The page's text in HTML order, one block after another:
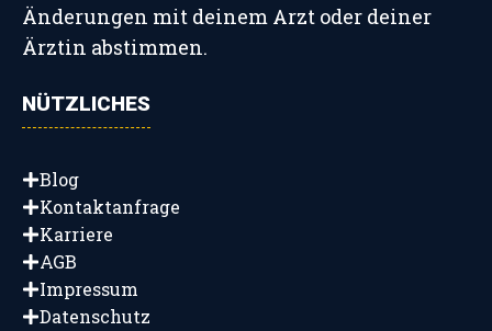
Änderungen mit deinem Arzt oder deiner
Ärztin abstimmen.
NÜTZLICHES
Blog
Kontaktanfrage
Karriere
AGB
Impressum
Datenschutz